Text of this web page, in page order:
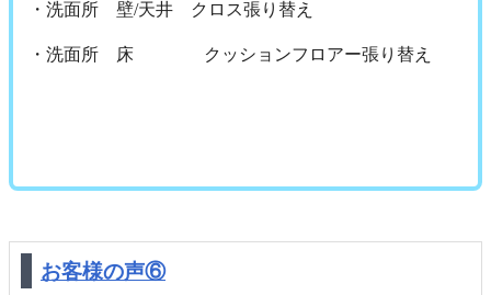
・洗面所 壁/天井 クロス張り替え
・洗面所 床 クッションフロアー張り替え
お客様の声⑥